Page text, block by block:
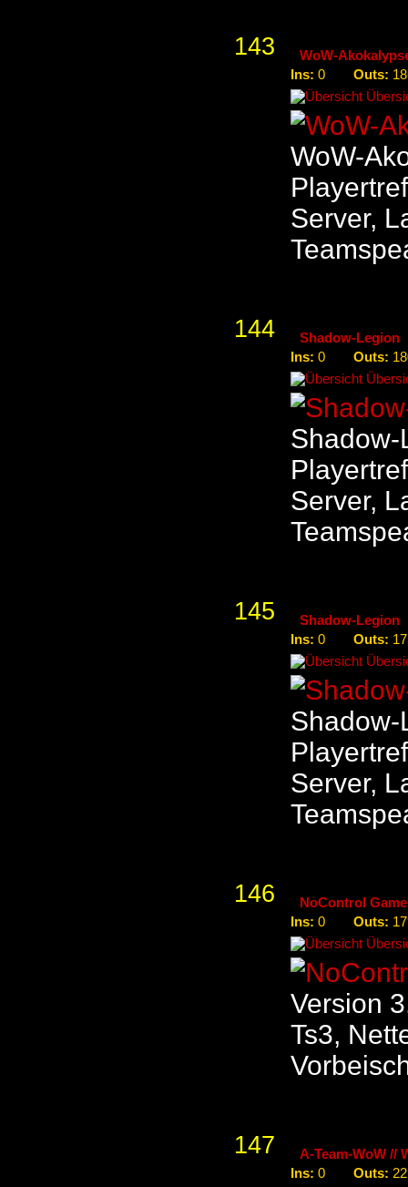
143
WoW-
Ins: 0 Outs:
WoW-
Server,
144
Shadow-Legion
Ins: 0 Outs:
Shadow-
Server,
145
Shadow-Legion
Ins: 0 Outs:
Shadow-
Server,
146
NoControl
Ins: 0 Outs:
Version
Ts3,
147
A-Team-WoW //
Ins: 0 Outs: